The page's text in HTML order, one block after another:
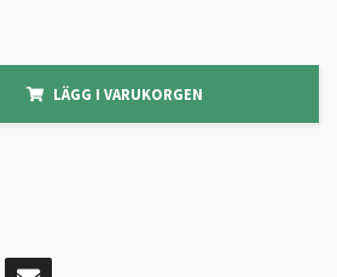
LÄGG I VARUKORGEN